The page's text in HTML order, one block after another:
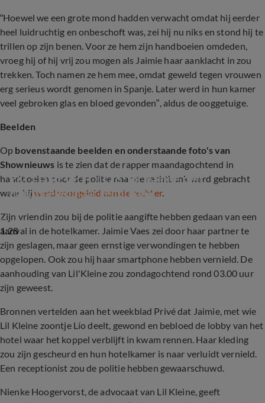
“Hoewel we een grote mond hadden verwacht omdat hij eerder
heel luidruchtig en onbeschoft was, zei hij nu niks en stond hij te
trillen op zijn benen. Voor ze hem zijn handboeien omdeden,
vroeg hij of hij vrij zou mogen als Jaimie haar aanklacht in zou
trekken. Toch namen ze hem mee, omdat geweld tegen vrouwen
erg serieus wordt genomen in Spanje. Later werd in hun kamer
veel gebroken glas en bloed gevonden”, aldus de ooggetuige.
Beelden
Op bovenstaande beelden en onderstaande foto's van
Shownieuws is te zien dat de rapper maandagochtend in
handboeien door de politie naar de rechtbank werd gebracht
waar hijwerd voorgeleid aan de rechter.
1:28
EXCLUSIEVE FOTO'S: Lil' Kleine met
handboeien naar rechtbank
Zijn vriendin zou bij de politie aangifte hebben gedaan van een
aanval in de hotelkamer. Jaimie Vaes zei door haar partner te
zijn geslagen, maar geen ernstige verwondingen te hebben
opgelopen. Ook zou hij haar smartphone hebben vernield. De
aanhouding van Lil'Kleine zou zondagochtend rond 03.00 uur
zijn geweest.
Bronnen vertelden aan het weekblad Privé dat Jaimie, met wie
Lil Kleine zoontje Lío deelt, gewond en bebloed de lobby van het
hotel waar het koppel verblijft in kwam rennen. Haar kleding
zou zijn gescheurd en hun hotelkamer is naar verluidt vernield.
Een receptionist zou de politie hebben gewaarschuwd.
Nienke Hoogervorst, de advocaat van Lil Kleine, geeft